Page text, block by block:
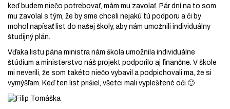
keď budem niečo potrebovať, mám mu zavolať. Pár dní na to som
mu zavolal s tým, že by sme chceli nejakú tú podporu a či by
mohol napísať list do našej školy, aby nám umožnili individuálny
študijný plán.
Vďaka listu pána ministra nám škola umožnila individuálne
štúdium a ministerstvo náš projekt podporilo aj finančne. V škole
mi neverili, že som takéto niečo vybavil a podpichovali ma, že si
vymýšľam. Keď ten list prišiel, všetci mali vypleštené oči 🙂